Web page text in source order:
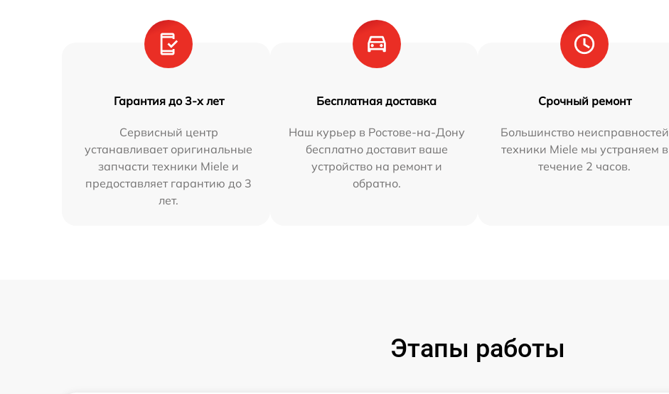
Гарантия до 3-х лет
Сервисный центр
устанавливает оригинальные
запчасти техники Miele и
предоставляет гарантию до 3
лет.
Бесплатная доставка
Наш курьер в Ростове-на-Дону
бесплатно доставит ваше
устройство на ремонт и
обратно.
Срочный ремонт
Большинство неисправностей
техники Miele мы устраняем в
течение 2 часов.
Этапы работы